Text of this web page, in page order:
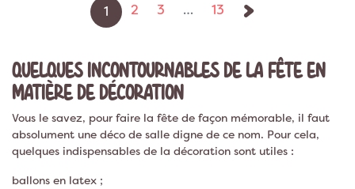
1 2 3 … 13 Suivant
QUELQUES INCONTOURNABLES DE LA FÊTE EN
MATIÈRE DE DÉCORATION
Vous le savez, pour faire la fête de façon mémorable, il faut
absolument une déco de salle digne de ce nom. Pour cela,
quelques indispensables de la décoration sont utiles :
ballons en latex ;